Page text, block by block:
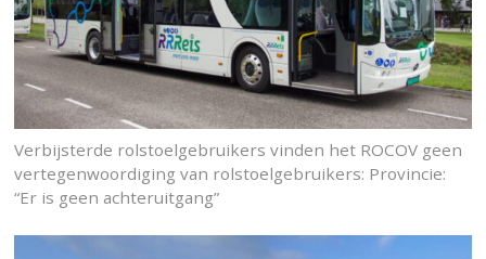
Verbijsterde rolstoelgebruikers vinden het ROCOV geen
vertegenwoordiging van rolstoelgebruikers: Provincie:
“Er is geen achteruitgang”